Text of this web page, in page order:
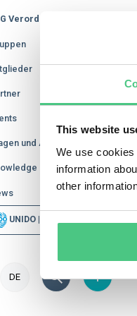
This website
We use
information
other
Verordnungen
und Antworten
Base
UNIDO | Schnellsuche
DE